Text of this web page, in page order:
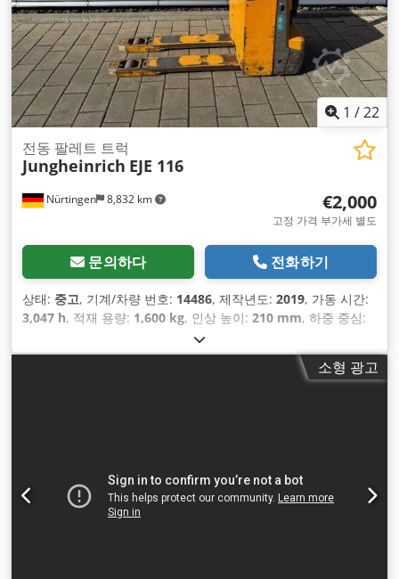
1 /22
Nürtingen 8,832 km
전동 팔레트 트럭
Jungheinrich EJE 116
€2,000
고정 가격 부가세 별도
문의하다 전화하기
상태: 중고, 기계/차량 번호: 14486, 제작년도: 2019, 가동 시간:
3,047 h, 적재 용량: 1,600 kg, 인상 높이: 210 mm, 하중 중심:
, 마스트 유형:
mm, 배터리 전압:24 V, 포크 길이:1,150 mm, 총중량:500 kg,
소형 광고